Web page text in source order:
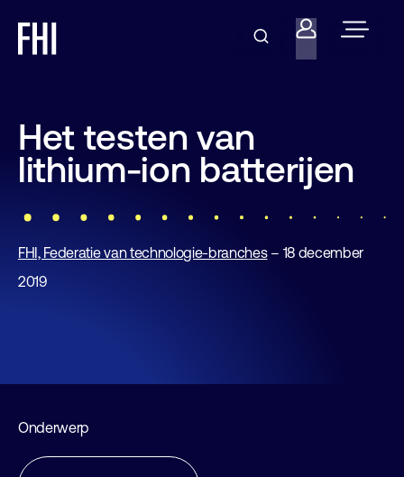
Het testen van
lithium-ion batterijen
FHI, Federatie van technologie-branches– 18 december
2019
Onderwerp